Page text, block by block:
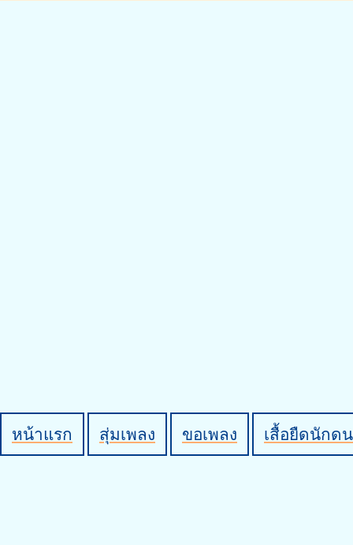
หน้าแรก สุ่มเพลง ขอเพลง เสื้อยืดนักด